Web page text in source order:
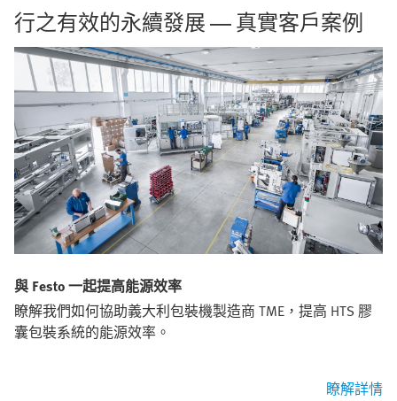
行之有效的永續發展 — 真實客戶案例
與 Festo 一起提高能源效率
瞭解我們如何協助義大利包裝機製造商 TME，提高 HTS 膠
囊包裝系統的能源效率。
瞭解詳情